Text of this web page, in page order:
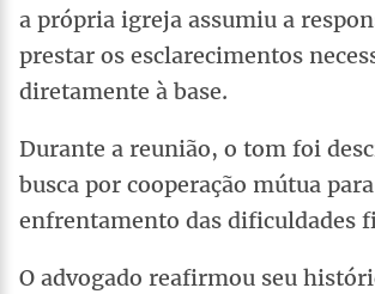
a própria igreja assumiu a
prestar os esclarecimentos
diretamente à base.
Durante a reunião, o tom foi
busca por cooperação mútua
enfrentamento das dificuldades
O advogado reafirmou seu